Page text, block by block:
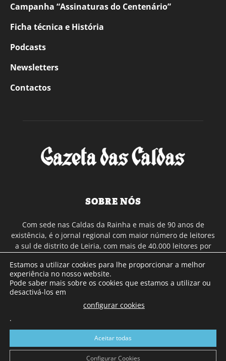
Campanha “Assinaturas do Centenário”
Ficha técnica e História
Podcasts
Newsletters
Contactos
SOBRE NÓS
Com sede nas Caldas da Rainha e mais de 90 anos de
existência, é o jornal regional com maior número de leitores
a sul de distrito de Leiria, com mais de 40.000 leitores por
Continental e assinatura online.
SIGA-NOS
Estamos a utilizar cookies para lhe proporcionar a melhor
experiência no nosso website.
Pode saber mais sobre os cookies que estamos a utilizar ou
desactivá-los em
configurar cookies
.
Aceitar todas
Configurar Cookies